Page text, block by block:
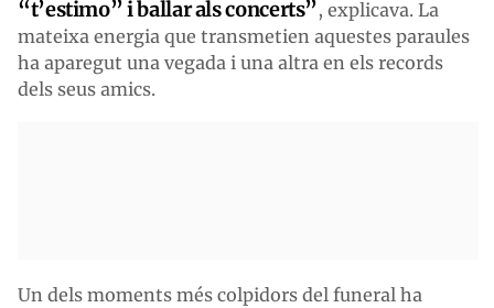
“t’estimo” i ballar als concerts”, explicava. La
mateixa energia que transmetien aquestes paraules
ha aparegut una vegada i una altra en els records
dels seus amics.
Un dels moments més colpidors del funeral ha